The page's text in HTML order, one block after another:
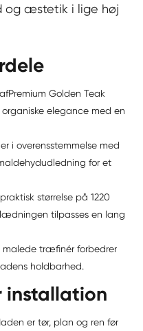
og æstetik i lige høj
Premium Golden Teak
elegance med en
i overensstemmelse med
for et
størrelse på 1220
tilpasses en lang
malede træfinér forbedrer
holdbarhed.
installation
er tør, plan og ren før